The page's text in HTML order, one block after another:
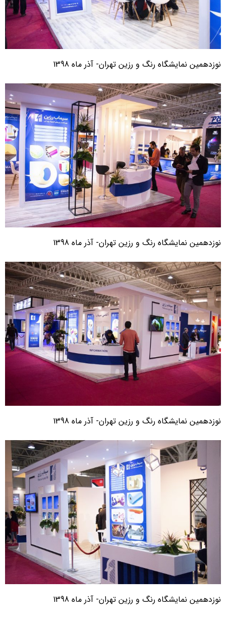
نوزدهمین نمایشگاه رنگ و رزین تهران- آذر ماه 1398
نوزدهمین نمایشگاه رنگ و رزین تهران- آذر ماه 1398
نوزدهمین نمایشگاه رنگ و رزین تهران- آذر ماه 1398
نوزدهمین نمایشگاه رنگ و رزین تهران- آذر ماه 1398